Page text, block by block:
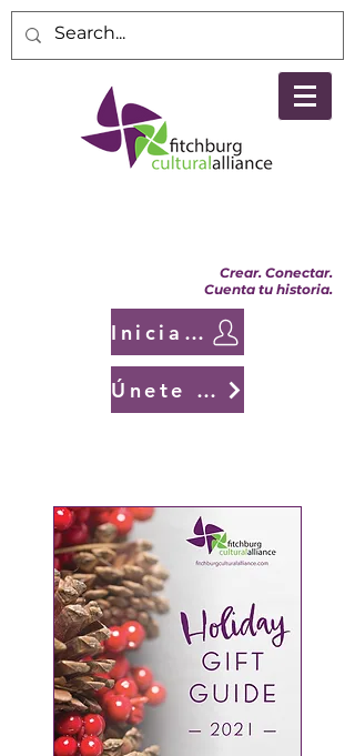
Crear. Conectar.
Cuenta tu historia.
Iniciar sesión
Únete a nosotros